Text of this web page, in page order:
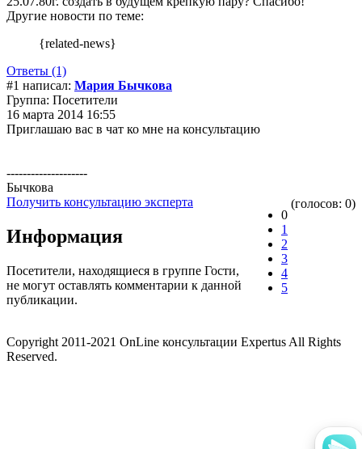
Другие новости по теме:
{related-news}
Ответы (1)
#1 написал: Мария Бычкова
Группа: Посетители
16 марта 2014 16:55
Приглашаю вас в чат ко мне на консультацию
--------------------
Бычкова
Получить консультацию эксперта
0
1
2
3
4
5
(голосов: 0)
Информация
Посетители, находящиеся в группе Гости,
не могут оставлять комментарии к данной
публикации.
Copyright 2011-2021 OnLine консультации Expertus All Rights
Reserved.